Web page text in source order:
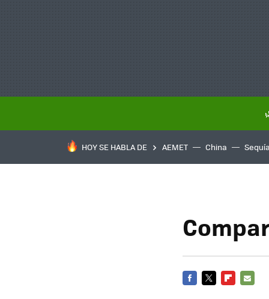
HOY SE HABLA DE AEMET China